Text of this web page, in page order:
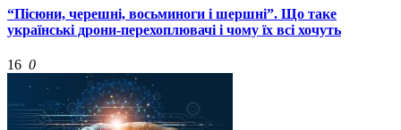
“Пісюни, черешні, восьминоги і шершні”. Що таке
українські дрони-перехоплювачі і чому їх всі хочуть
16 0